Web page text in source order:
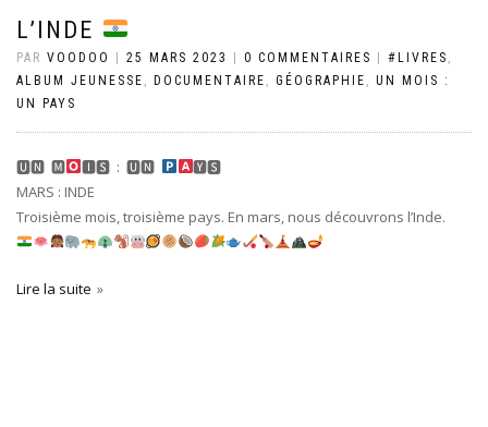
L’INDE
PAR VOODOO | 25 MARS 2023 | 0 COMMENTAIRES | #LIVRES
ALBUM JEUNESSE
DOCUMENTAIRE GÉOGRAPHIE
UN MOIS :
UN PAYS
🆄🅽 ​ 🅼 🅸🆂 ​ : ​ 🆄🅽 ​
🆈🆂
MARS : INDE
Troisième mois, troisième pays. En mars, nous découvrons l’Inde.
Lire la suite